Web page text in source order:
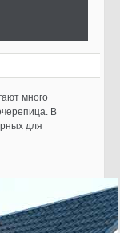
много
В
для